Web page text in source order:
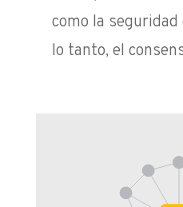
como la
lo tanto, el